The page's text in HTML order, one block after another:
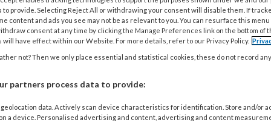
Week van het Jonge Kind plaats.
van groot belang voor zijn of haar
opvoeders houden
van baby's, dreumesen,
het Jonge Kind is hét moment
politici, collega's,
jij doet voor het jonge kind.
to provide. Selecting Reject All or withdrawing your consent will disable them. If
content and ads you see may not be as relevant to you. You can resurface this
consent at any time by clicking the Manage Preferences link on the bottom of
will have effect within our Website. For more details, refer to our Privacy Policy.
not? Then we only place essential and statistical cookies, these do not record
partners process data to provide:
data. Actively scan device characteristics for identification. Store and/or
a device. Personalised advertising and content, advertising and content